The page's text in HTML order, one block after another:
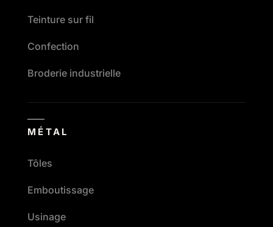
Teinture sur fil
Confection
Broderie industrielle
MÉTAL
Tôles
Emboutissage
Usinage